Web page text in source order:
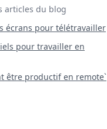
articles du blog
écrans pour télétravailler
pour travailler en
être productif en remote`